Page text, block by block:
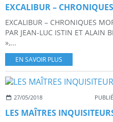
EXCALIBUR –
EXCALIBUR – CHRONIQUES
PAR JEAN-LUC ISTIN ET
»,...
EN SAVOIR PLUS
27/05/2018
LES MAÎTRES